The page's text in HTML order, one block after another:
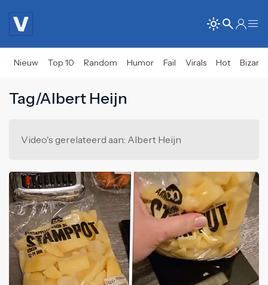
Nieuw Top 10 Random Humor Fail Virals Hot Bizar
Tag/Albert Heijn
Video's gerelateerd aan: Albert Heijn